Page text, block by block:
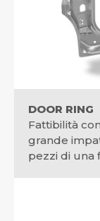
DOOR RING
Fattibilità
grande
pezzi di una